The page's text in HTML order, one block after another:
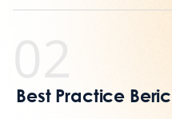
Best Practice